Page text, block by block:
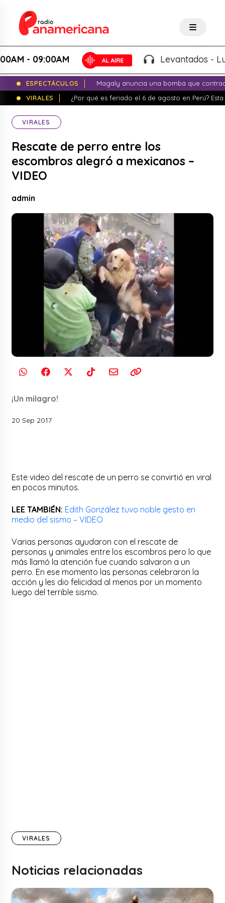
- 09:00AM Levantados - Luigui
ESPECTÁCULOS
Magaly anuncia una bomba que
VIRALES
¿Por qué es feriado el 6 de agosto en Perú?
VIRALES
Rescate de perro entre los
escombros alegró a mexicanos –
VIDEO
admin
¡Un milagro!
20 Sep 2017
Este video del rescate de un perro se convirtió en viral
en pocos minutos.
LEE TAMBIÉN: Edith González tuvo noble gesto en
medio del sismo – VIDEO
Varias personas ayudaron con el rescate de
personas y animales entre los escombros pero lo que
más llamó la atención fue cuando salvaron a un
perro. En ese momento las personas celebraron la
acción y les dio felicidad al menos por un momento
luego del terrible sismo.
VIRALES
Noticias relacionadas